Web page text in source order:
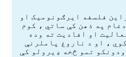
فلسفه ایرګونومیک او
په ذهن کې ساتي ، کوم
او افادیت ته وده
، او د ناروغ پاملرنې
تمو څخه ډیرولو کې